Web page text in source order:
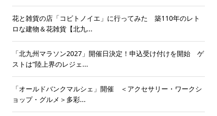
花と雑貨の店「コビトノイエ」に行ってみた 築110年のレト
ロな建物＆花雑貨【北九...
「北九州マラソン2027」開催日決定！申込受け付けを開始 ゲ
ストは“陸上界のレジェ...
「オールドバンクマルシェ」開催 ＜アクセサリー・ワークシ
ョップ・グルメ＞多彩...